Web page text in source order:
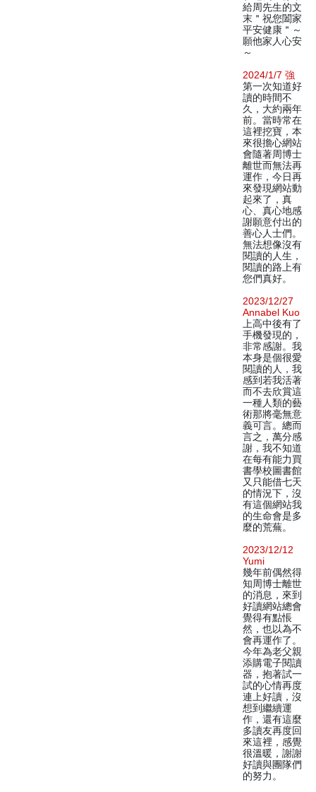
給周先生的文
末＂祝您闔家
平安健康＂～
願他家人心安
～
2024/1/7 強
第一次知道好
讀的時間不
久，大約兩年
前。當時常在
這裡挖寶，本
來很擔心網站
會隨著周博士
離世而無法再
運作，今日再
來發現網站動
起來了，真
心、真心地感
謝願意付出的
善心人士們。
無法想像沒有
閱讀的人生，
閱讀的路上有
您們真好。
2023/12/27
Annabel Kuo
上高中後有了
手機發現的，
非常感謝。我
本身是個很愛
閱讀的人，我
感到若我活著
而不去欣賞這
一種人類的藝
術那將毫無意
義可言。總而
言之，萬分感
謝，我不知道
在每有能力買
書學校圖書館
又只能借七天
的情況下，沒
有這個網站我
的生命會是多
麼的荒蕪。
2023/12/12
Yumi
幾年前偶然得
知周博士離世
的消息，來到
好讀網站總會
覺得有點悵
然，也以為不
會再運作了。
今年為老父親
添購電子閱讀
器，抱著試一
試的心情再度
連上好讀，沒
想到繼續運
作，還有這麼
多讀友再度回
來這裡，感覺
很溫暖，謝謝
好讀與團隊們
的努力。